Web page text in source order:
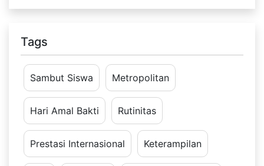
Tags
Sambut Siswa Metropolitan
Hari Amal Bakti Rutinitas
Prestasi Internasional Keterampilan